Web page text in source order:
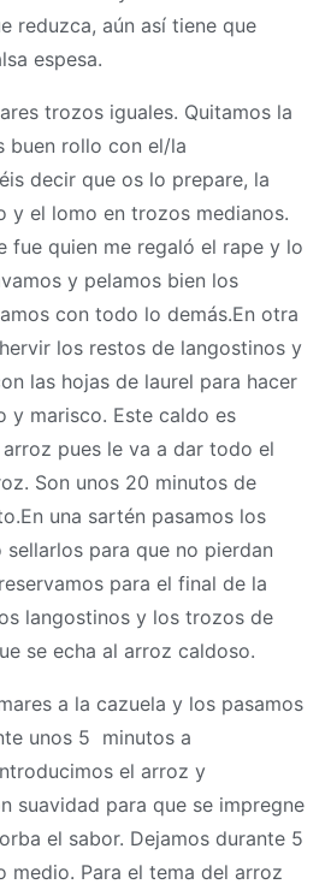
reduzca, aún así tiene que
espesa.
trozos iguales. Quitamos la
buen rollo con el/la
decir que os lo prepare, la
y el lomo en trozos medianos.
fue quien me regaló el rape y lo
y pelamos bien los
con todo lo demás.En otra
los restos de langostinos y
las hojas de laurel para hacer
y marisco. Este caldo es
pues le va a dar todo el
Son unos 20 minutos de
una sartén pasamos los
para que no pierdan
para el final de la
langostinos y los trozos de
se echa al arroz caldoso.
a la cazuela y los pasamos
unos 5 minutos a
el arroz y
suavidad para que se impregne
el sabor. Dejamos durante 5
medio. Para el tema del arroz